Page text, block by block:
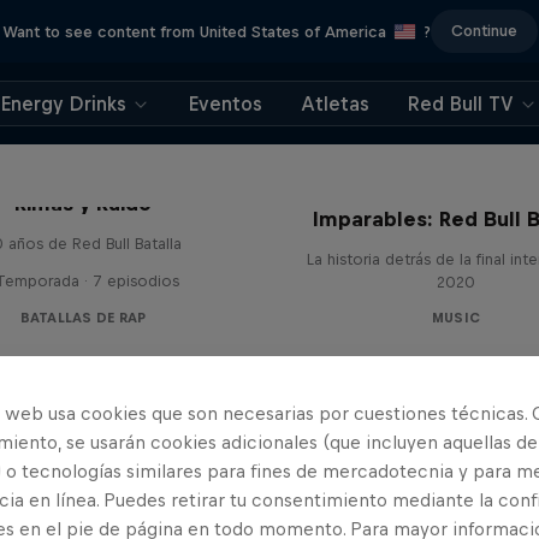
Want to see content from United States of America ? Continue
Energy Drinks Eventos Atletas Red Bull TV
Rimas y Ruido
años de Red Bull Batalla
· 7 episodios
BATALLAS DE RAP
Imparables: Red Bull
La historia detrás de la final
2020
MUSIC
web usa cookies que son necesarias por cuestiones técnicas.
se usarán cookies adicionales (que incluyen aquellas de
tecnologías similares para fines de mercadotecnia y para
en línea. Puedes retirar tu consentimiento mediante la
en el pie de página en todo momento. Para mayor